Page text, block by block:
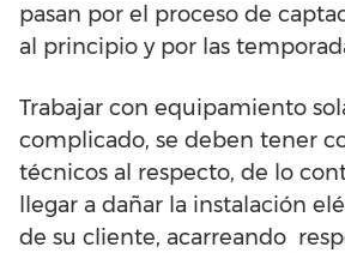
pasan por el proceso de
al principio y por las
Trabajar con equipamiento
complicado, se deben tener
técnicos al respecto, de lo
llegar a dañar la instalación
de su cliente, acarreando